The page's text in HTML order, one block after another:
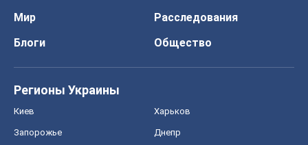
Мир
Расследования
Блоги
Общество
Регионы Украины
Киев Харьков
Запорожье Днепр